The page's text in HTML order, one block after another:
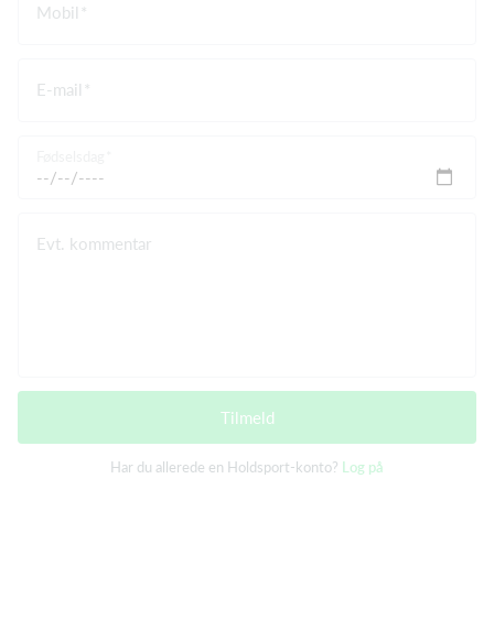
Mobil
E-mail
Evt. kommentar
Tilmeld
Har du allerede en Holdsport-konto? Log på